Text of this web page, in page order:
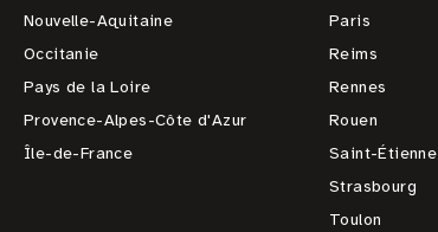
Nouvelle-Aquitaine
Occitanie
Pays de la Loire
Provence-Alpes-Côte d'Azur
Île-de-France
Paris
Reims
Rennes
Rouen
Saint-Étienne
Strasbourg
Toulon